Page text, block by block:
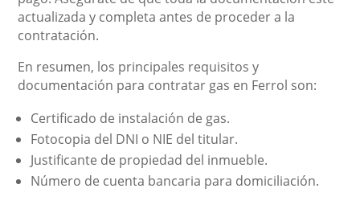
actualizada y completa antes de proceder a la
contratación.
En resumen, los principales requisitos y
documentación para contratar gas en Ferrol son:
Certificado de instalación de gas.
Fotocopia del DNI o NIE del titular.
Justificante de propiedad del inmueble.
Número de cuenta bancaria para domiciliación.